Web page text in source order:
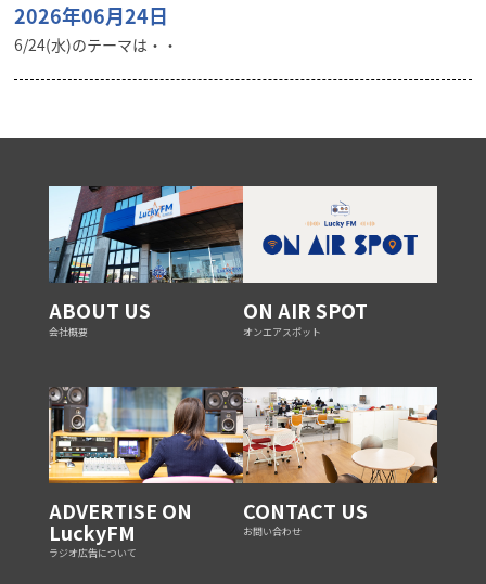
2026年06月24日
6/24(水)のテーマは・・
ABOUT US
会社概要
ON AIR SPOT
オンエアスポット
ADVERTISE ON
LuckyFM
ラジオ広告について
CONTACT US
お問い合わせ